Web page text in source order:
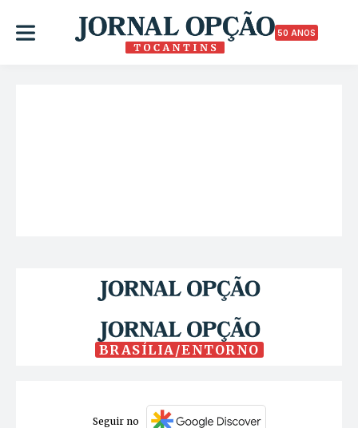
50 ANOS
BRASÍLIA/ENTORNO
Seguir no